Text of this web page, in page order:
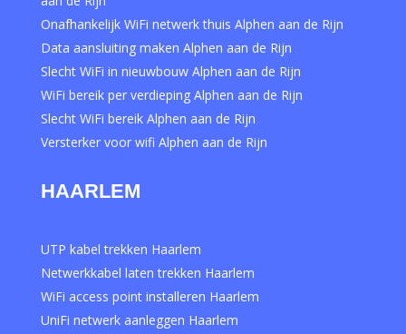
Onafhankelijk WiFi netwerk thuis Alphen aan de Rijn
Data aansluiting maken Alphen aan de Rijn
Slecht WiFi in nieuwbouw Alphen aan de Rijn
WiFi bereik per verdieping Alphen aan de Rijn
Slecht WiFi bereik Alphen aan de Rijn
Versterker voor wifi Alphen aan de Rijn
HAARLEM
UTP kabel trekken Haarlem
Netwerkkabel laten trekken Haarlem
WiFi access point installeren Haarlem
UniFi netwerk aanleggen Haarlem